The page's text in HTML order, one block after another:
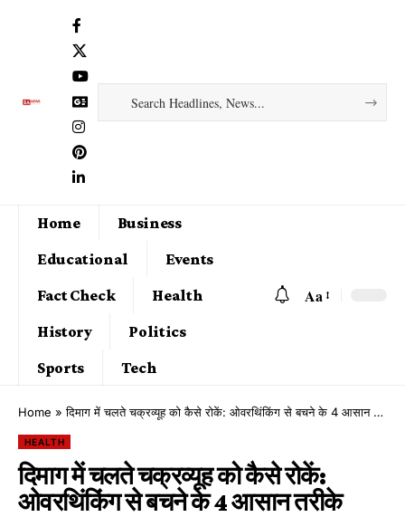
Home
Business
Educational
Events
Fact Check
Health
History
Politics
Sports
Tech
Aa
Home »दिमाग में चलते चक्रव्यूह को कैसे रोकें: ओवरथिंकिंग से बचने के 4 आसान तरीके
HEALTH
दिमाग में चलते चक्रव्यूह को कैसे रोकें:
ओवरथिंकिंग से बचने के 4 आसान तरीके